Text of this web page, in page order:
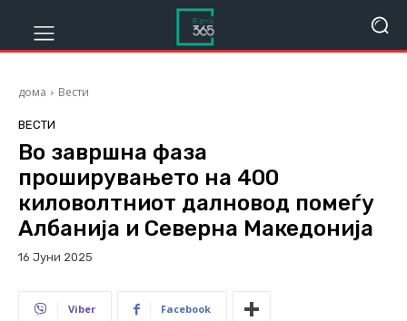
дома Вести
ВЕСТИ
Во завршна фаза
проширувањето на 400
киловолтниот далновод помеѓу
Албанија и Северна Македонија
16 Јуни 2025
Viber Facebook